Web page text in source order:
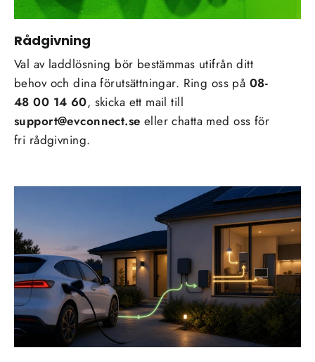
Rådgivning
Val av laddlösning bör bestämmas utifrån ditt
behov och dina förutsättningar. Ring oss på 08-
48 00 14 60, skicka ett mail till
support@evconnect.se eller chatta med oss för
fri rådgivning.